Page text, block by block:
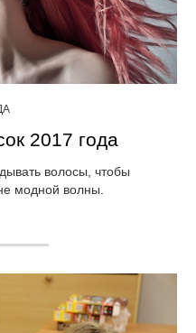
2017 года
волосы, чтобы
модной волны.